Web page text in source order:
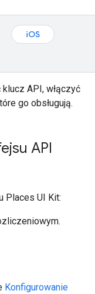
iOS
API, włączyć
go obsługują.
API
Places UI Kit:
Konfigurowanie